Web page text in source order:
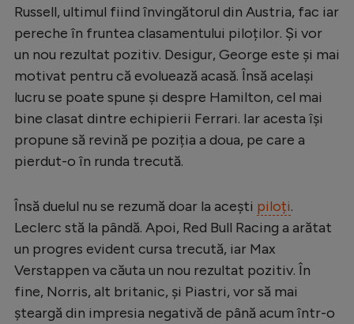
Starurile fotbalului
EURO 2024
Stranieri
Clasamente
Handbal
Natație
Formula 1
Gimnastică
Russell, ultimul fiind învingătorul din Austria, fac iar
pereche în fruntea clasamentului piloților. Și vor
un nou rezultat pozitiv. Desigur, George este și mai
motivat pentru că evoluează acasă. Însă același
lucru se poate spune și despre Hamilton, cel mai
bine clasat dintre echipierii Ferrari. Iar acesta își
propune să revină pe poziția a doua, pe care a
pierdut-o în runda trecută.
Însă duelul nu se rezumă doar la acești piloți.
Leclerc stă la pândă. Apoi, Red Bull Racing a arătat
un progres evident cursa trecută, iar Max
Verstappen va căuta un nou rezultat pozitiv. În
fine, Norris, alt britanic, și Piastri, vor să mai
șteargă din impresia negativă de până acum într-o